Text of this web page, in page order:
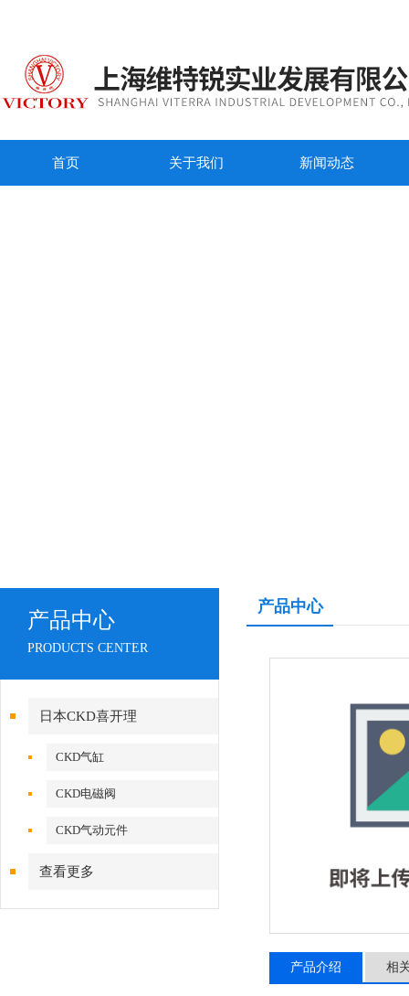
首页 关于我们 新闻动态
产品中心
PRODUCTS CENTER
日本CKD喜开理
CKD气缸
CKD电磁阀
CKD气动元件
查看更多
产品中心
产品介绍 相